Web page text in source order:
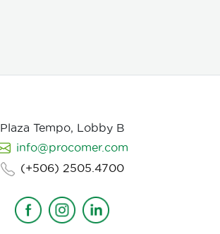
Plaza Tempo, Lobby B
info@procomer.com
(+506) 2505.4700